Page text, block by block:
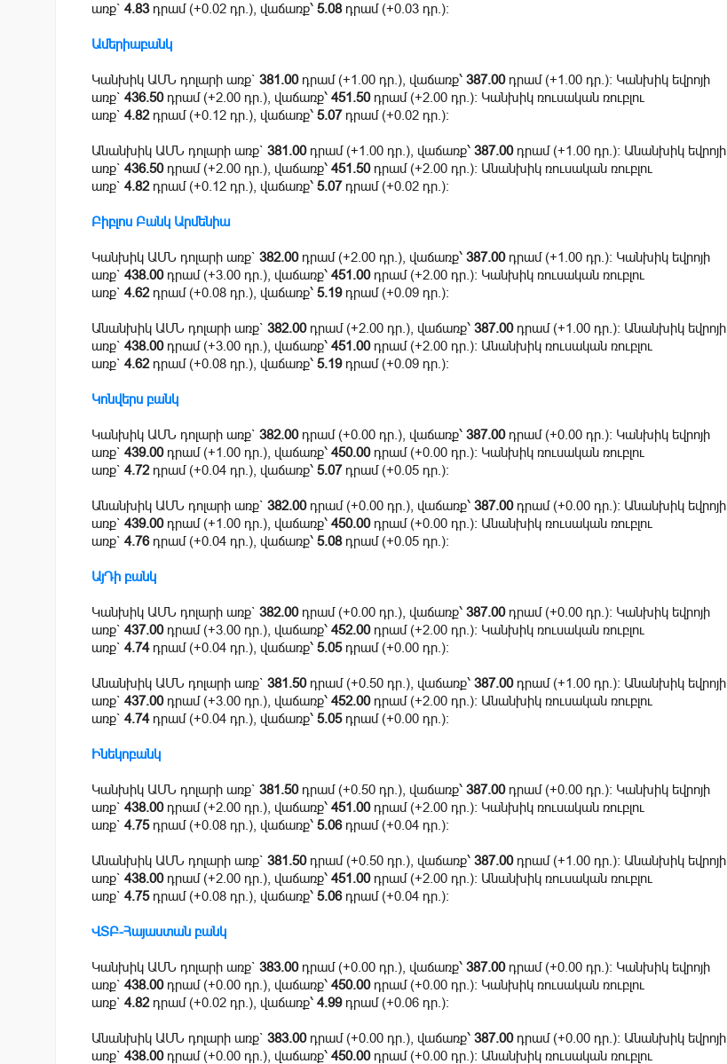
առք` 4.83դրամ (+0.02 դր.), վաճառք՝ 5.08դրամ (+0.03 դր.):
Ամերիաբանկ
Կանխիկ ԱՄՆ դոլարի առք` 381.00դրամ (+1.00 դր.), վաճառք՝ 387.00դրամ (+1.00 դր.): Կանխիկ եվրոյի
առք` 436.50դրամ (+2.00 դր.), վաճառք՝ 451.50դրամ (+2.00 դր.): Կանխիկ ռուսական ռուբլու
առք` 4.82դրամ (+0.12 դր.), վաճառք՝ 5.07դրամ (+0.02 դր.):
Անանխիկ ԱՄՆ դոլարի առք` 381.00դրամ (+1.00 դր.), վաճառք՝ 387.00դրամ (+1.00 դր.): Անանխիկ եվրոյի
առք` 436.50դրամ (+2.00 դր.), վաճառք՝ 451.50դրամ (+2.00 դր.): Անանխիկ ռուսական ռուբլու
առք` 4.82դրամ (+0.12 դր.), վաճառք՝ 5.07դրամ (+0.02 դր.):
Բիբլոս Բանկ Արմենիա
Կանխիկ ԱՄՆ դոլարի առք` 382.00դրամ (+2.00 դր.), վաճառք՝ 387.00դրամ (+1.00 դր.): Կանխիկ եվրոյի
առք` 438.00դրամ (+3.00 դր.), վաճառք՝ 451.00դրամ (+2.00 դր.): Կանխիկ ռուսական ռուբլու
առք` 4.62դրամ (+0.08 դր.), վաճառք՝ 5.19դրամ (+0.09 դր.):
Անանխիկ ԱՄՆ դոլարի առք` 382.00դրամ (+2.00 դր.), վաճառք՝ 387.00դրամ (+1.00 դր.): Անանխիկ եվրոյի
առք` 438.00դրամ (+3.00 դր.), վաճառք՝ 451.00դրամ (+2.00 դր.): Անանխիկ ռուսական ռուբլու
առք` 4.62դրամ (+0.08 դր.), վաճառք՝ 5.19դրամ (+0.09 դր.):
Կոնվերս բանկ
Կանխիկ ԱՄՆ դոլարի առք` 382.00դրամ (+0.00 դր.), վաճառք՝ 387.00դրամ (+0.00 դր.): Կանխիկ եվրոյի
առք` 439.00դրամ (+1.00 դր.), վաճառք՝ 450.00դրամ (+0.00 դր.): Կանխիկ ռուսական ռուբլու
առք` 4.72դրամ (+0.04 դր.), վաճառք՝ 5.07դրամ (+0.05 դր.):
Անանխիկ ԱՄՆ դոլարի առք` 382.00դրամ (+0.00 դր.), վաճառք՝ 387.00դրամ (+0.00 դր.): Անանխիկ եվրոյի
առք` 439.00դրամ (+1.00 դր.), վաճառք՝ 450.00դրամ (+0.00 դր.): Անանխիկ ռուսական ռուբլու
առք` 4.76դրամ (+0.04 դր.), վաճառք՝ 5.08դրամ (+0.05 դր.):
ԱյԴի բանկ
Կանխիկ ԱՄՆ դոլարի առք` 382.00դրամ (+0.00 դր.), վաճառք՝ 387.00դրամ (+0.00 դր.): Կանխիկ եվրոյի
առք` 437.00դրամ (+3.00 դր.), վաճառք՝ 452.00դրամ (+2.00 դր.): Կանխիկ ռուսական ռուբլու
առք` 4.74դրամ (+0.04 դր.), վաճառք՝ 5.05դրամ (+0.00 դր.):
Անանխիկ ԱՄՆ դոլարի առք` 381.50դրամ (+0.50 դր.), վաճառք՝ 387.00դրամ (+1.00 դր.): Անանխիկ եվրոյի
առք` 437.00դրամ (+3.00 դր.), վաճառք՝ 452.00դրամ (+2.00 դր.): Անանխիկ ռուսական ռուբլու
առք` 4.74դրամ (+0.04 դր.), վաճառք՝ 5.05դրամ (+0.00 դր.):
Ինեկոբանկ
Կանխիկ ԱՄՆ դոլարի առք` 381.50դրամ (+0.50 դր.), վաճառք՝ 387.00դրամ (+0.00 դր.): Կանխիկ եվրոյի
առք` 438.00դրամ (+2.00 դր.), վաճառք՝ 451.00դրամ (+2.00 դր.): Կանխիկ ռուսական ռուբլու
առք` 4.75դրամ (+0.08 դր.), վաճառք՝ 5.06դրամ (+0.04 դր.):
Անանխիկ ԱՄՆ դոլարի առք` 381.50դրամ (+0.50 դր.), վաճառք՝ 387.00դրամ (+1.00 դր.): Անանխիկ եվրոյի
առք` 438.00դրամ (+2.00 դր.), վաճառք՝ 451.00դրամ (+2.00 դր.): Անանխիկ ռուսական ռուբլու
առք` 4.75դրամ (+0.08 դր.), վաճառք՝ 5.06դրամ (+0.04 դր.):
ՎՏԲ-Հայաստան բանկ
Կանխիկ ԱՄՆ դոլարի առք` 383.00դրամ (+0.00 դր.), վաճառք՝ 387.00դրամ (+0.00 դր.): Կանխիկ եվրոյի
առք` 438.00դրամ (+0.00 դր.), վաճառք՝ 450.00դրամ (+0.00 դր.): Կանխիկ ռուսական ռուբլու
առք` 4.82դրամ (+0.02 դր.), վաճառք՝ 4.99դրամ (+0.06 դր.):
Անանխիկ ԱՄՆ դոլարի առք` 383.00դրամ (+0.00 դր.), վաճառք՝ 387.00դրամ (+0.00 դր.): Անանխիկ եվրոյի
առք` 438.00դրամ (+0.00 դր.), վաճառք՝ 450.00դրամ (+0.00 դր.): Անանխիկ ռուսական ռուբլու